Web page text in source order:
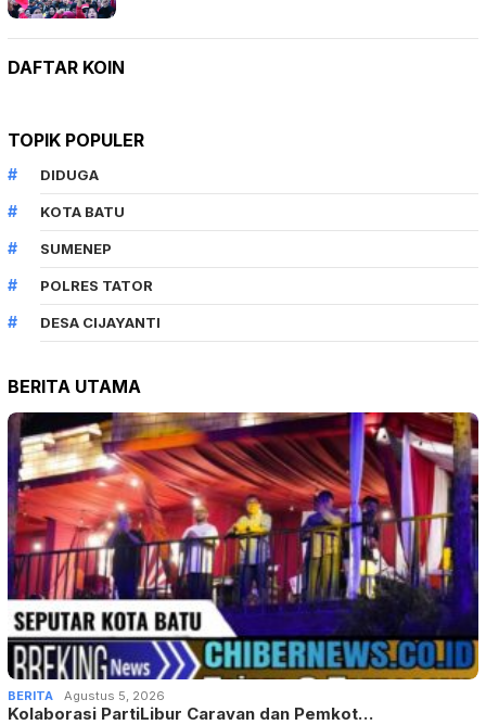
DAFTAR KOIN
TOPIK POPULER
DIDUGA
KOTA BATU
SUMENEP
POLRES TATOR
DESA CIJAYANTI
BERITA UTAMA
BERITA Agustus 5, 2026
Kolaborasi PartiLibur Caravan dan Pemkot…